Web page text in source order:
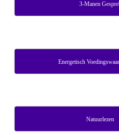
3-Manen
Energetisch
Natuurlezen